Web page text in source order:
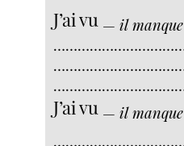
J’ai vu —il
J’ai vu — il